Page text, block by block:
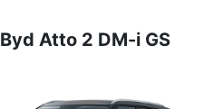
Byd Atto 2 DM-i GS